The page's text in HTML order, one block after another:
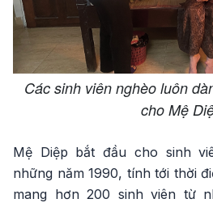
Các sinh viên nghèo luôn
cho Mệ
Mệ Diệp bắt đầu cho sinh
những năm 1990, tính tới thời
mang hơn 200 sinh viên từ